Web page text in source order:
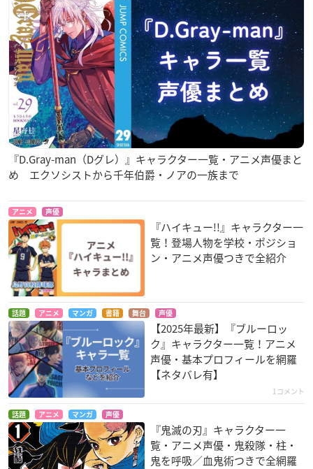
『D.Gray-man（Dグレ）』キャラクター一覧・アニメ声優まと
め エクソシストから千年伯爵・ノアの一族まで
アニメ 声優
『ハイキュー!!』キャラクター一
覧！登場人物を学校・ポジショ
ン・アニメ声優つきで全紹介
話題 アニメ マンガ 書籍 舞台 声優
【2025年最新】『ブルーロッ
ク』キャラクター一覧！アニメ
声優・基本プロフィールを網羅
【ネタバレ有】
1コメント
話題 アニメ マンガ 声優
『鬼滅の刃』キャラクター一
覧・アニメ声優・鬼殺隊・柱・
鬼を呼吸／血鬼術つきで全網羅